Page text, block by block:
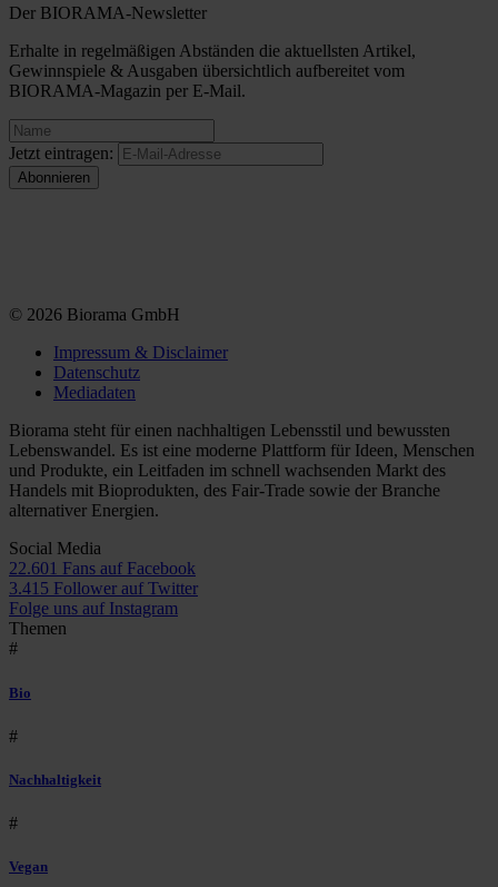
Der BIORAMA-Newsletter
Erhalte in regelmäßigen Abständen die aktuellsten Artikel,
Gewinnspiele & Ausgaben übersichtlich aufbereitet vom
BIORAMA-Magazin per E-Mail.
Jetzt eintragen:
© 2026 Biorama GmbH
Impressum & Disclaimer
Datenschutz
Mediadaten
Biorama steht für einen nachhaltigen Lebensstil und bewussten
Lebenswandel. Es ist eine moderne Plattform für Ideen, Menschen
und Produkte, ein Leitfaden im schnell wachsenden Markt des
Handels mit Bioprodukten, des Fair-Trade sowie der Branche
alternativer Energien.
Social Media
22.601 Fans auf Facebook
3.415 Follower auf Twitter
Folge uns auf Instagram
Themen
#
Bio
#
Nachhaltigkeit
#
Vegan